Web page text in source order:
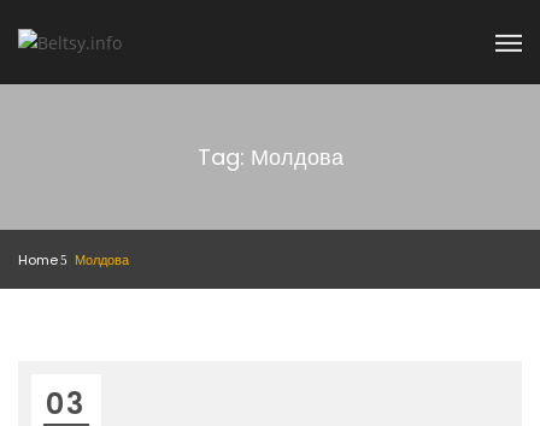
Tag: Молдова
Home Молдова
03